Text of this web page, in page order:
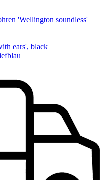
'Wellington soundless'
ears', black